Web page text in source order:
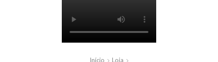
Início Loja